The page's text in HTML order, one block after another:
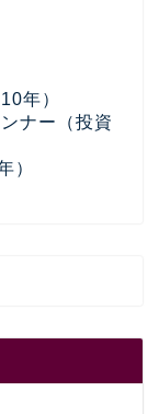
年）
ナー（投資
）